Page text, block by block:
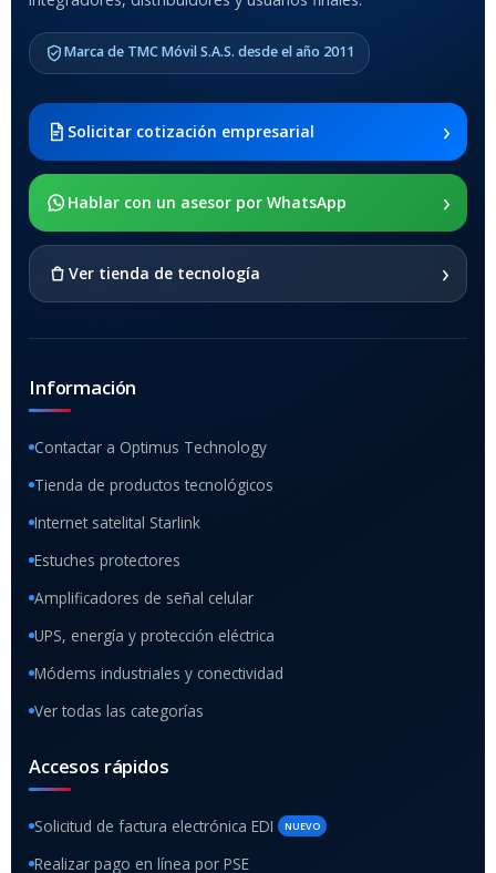
COMPATIBLES
2021 SM-x200 / Samsung
Galaxy Tab A8 10.5 2021 SM-
x205
SOPORTE DE APOYO
Marca de TMC Móvil S.A.S. desde el año 2011
Solicitar cotización empresarial ›
Hablar con un asesor por WhatsApp ›
Ver tienda de tecnología ›
Información
Contactar a Optimus Technology
Tienda de productos tecnológicos
Internet satelital Starlink
Estuches protectores
Amplificadores de señal celular
UPS, energía y protección eléctrica
Módems industriales y conectividad
Ver todas las categorías
Accesos rápidos
Solicitud de factura electrónica EDI NUEVO
Realizar pago en línea por PSE